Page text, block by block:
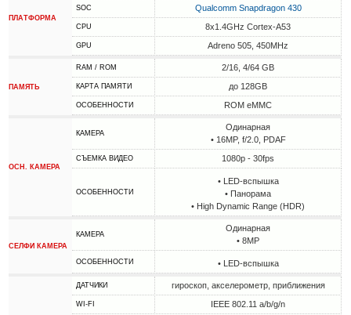
ПЛАТФОРМА
SOC Qualcomm Snapdragon 430
CPU 8x1.4GHz Cortex-A53
GPU Adreno 505, 450MHz
ПАМЯТЬ
RAM / ROM 2/16, 4/64 GB
КАРТА ПАМЯТИ до 128GB
ОСОБЕННОСТИ ROM eMMC
ОСН. КАМЕРА
КАМЕРА
Одинарная
• 16MP, f/2.0, PDAF
СЪЕМКА ВИДЕО 1080p - 30fps
ОСОБЕННОСТИ
• LED-вспышка
• Панорама
• High Dynamic Range (HDR)
СЕЛФИ КАМЕРА
КАМЕРА
Одинарная
• 8MP
ОСОБЕННОСТИ • LED-вспышка
ДАТЧИКИ гироскоп, акселерометр, приближения
WI-FI IEEE 802.11 a/b/g/n